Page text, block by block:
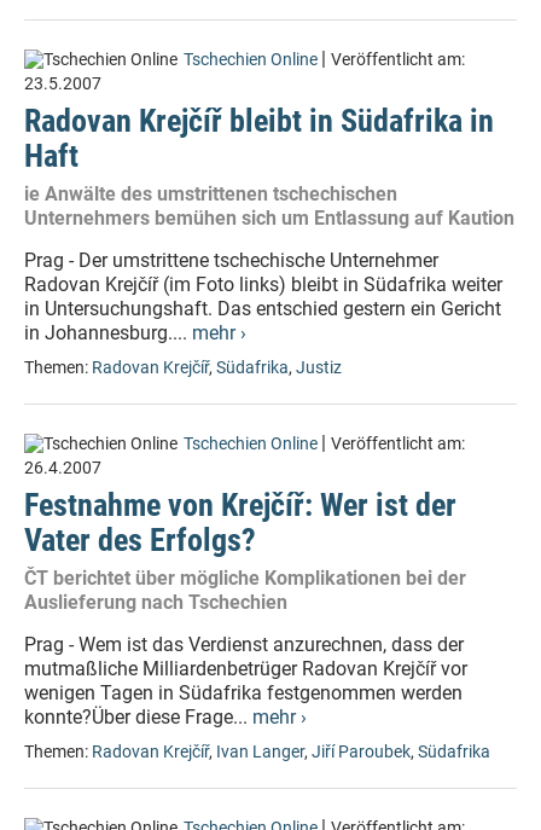
Tschechien Online | Veröffentlicht am:
23.5.2007
Radovan Krejčíř bleibt in Südafrika in
Haft
ie Anwälte des umstrittenen tschechischen
Unternehmers bemühen sich um Entlassung auf Kaution
Prag - Der umstrittene tschechische Unternehmer
Radovan Krejčíř (im Foto links) bleibt in Südafrika weiter
in Untersuchungshaft. Das entschied gestern ein Gericht
in Johannesburg.... mehr ›
Themen: Radovan Krejčíř, Südafrika, Justiz
Tschechien Online | Veröffentlicht am:
26.4.2007
Festnahme von Krejčíř: Wer ist der
Vater des Erfolgs?
ČT berichtet über mögliche Komplikationen bei der
Auslieferung nach Tschechien
Prag - Wem ist das Verdienst anzurechnen, dass der
mutmaßliche Milliardenbetrüger Radovan Krejčíř vor
wenigen Tagen in Südafrika festgenommen werden
konnte?Über diese Frage... mehr ›
Themen: Radovan Krejčíř, Ivan Langer, Jiří Paroubek, Südafrika